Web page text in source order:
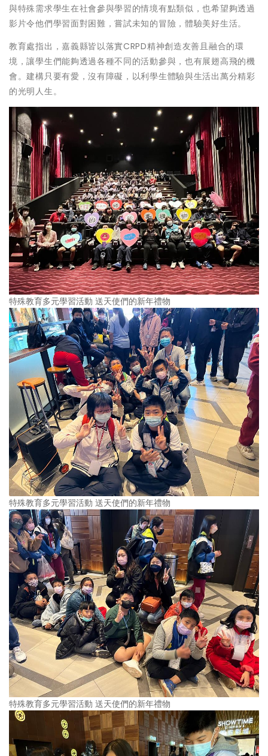
與特殊需求學生在社會參與學習的情境有點類似，也希望夠透過
影片令他們學習面對困難，嘗試未知的冒險，體驗美好生活。
教育處指出，嘉義縣皆以落實CRPD精神創造友善且融合的環
境，讓學生們能夠透過各種不同的活動參與，也有展翅高飛的機
會。建構只要有愛，沒有障礙，以利學生體驗與生活出萬分精彩
的光明人生。
特殊教育多元學習活動 送天使們的新年禮物
特殊教育多元學習活動 送天使們的新年禮物
特殊教育多元學習活動 送天使們的新年禮物